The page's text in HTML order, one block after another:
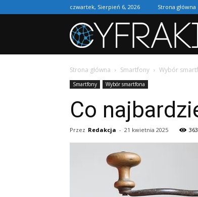
czwartek, Sierpień 6, 2026 Strona główna
Strona główna Smartfony Wybór
Smartfony Wybór smartfona
Co
Przez Redakcja - 21 kwietnia 2025 363